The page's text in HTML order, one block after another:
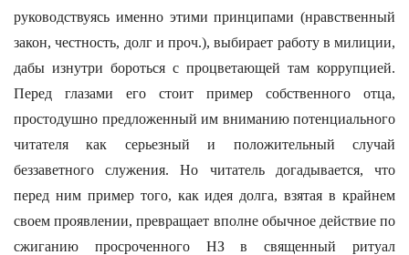
руководствуясь именно этими принципами (нравственный
закон, честность, долг и проч.), выбирает работу в милиции,
дабы изнутри бороться с процветающей там коррупцией.
Перед глазами его стоит пример собственного отца,
простодушно предложенный им вниманию потенциального
читателя как серьезный и положительный случай
беззаветного служения. Но читатель догадывается, что
перед ним пример того, как идея долга, взятая в крайнем
своем проявлении, превращает вполне обычное действие по
сжиганию просроченного НЗ в священный ритуал